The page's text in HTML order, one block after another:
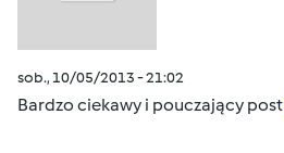
sob., 10/05/2013 - 21:02
Bardzo ciekawy i pouczający post